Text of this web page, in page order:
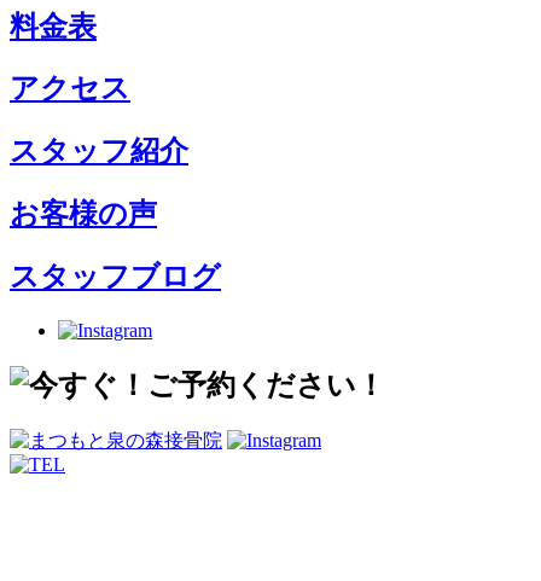
料金表
アクセス
スタッフ紹介
お客様の声
スタッフブログ